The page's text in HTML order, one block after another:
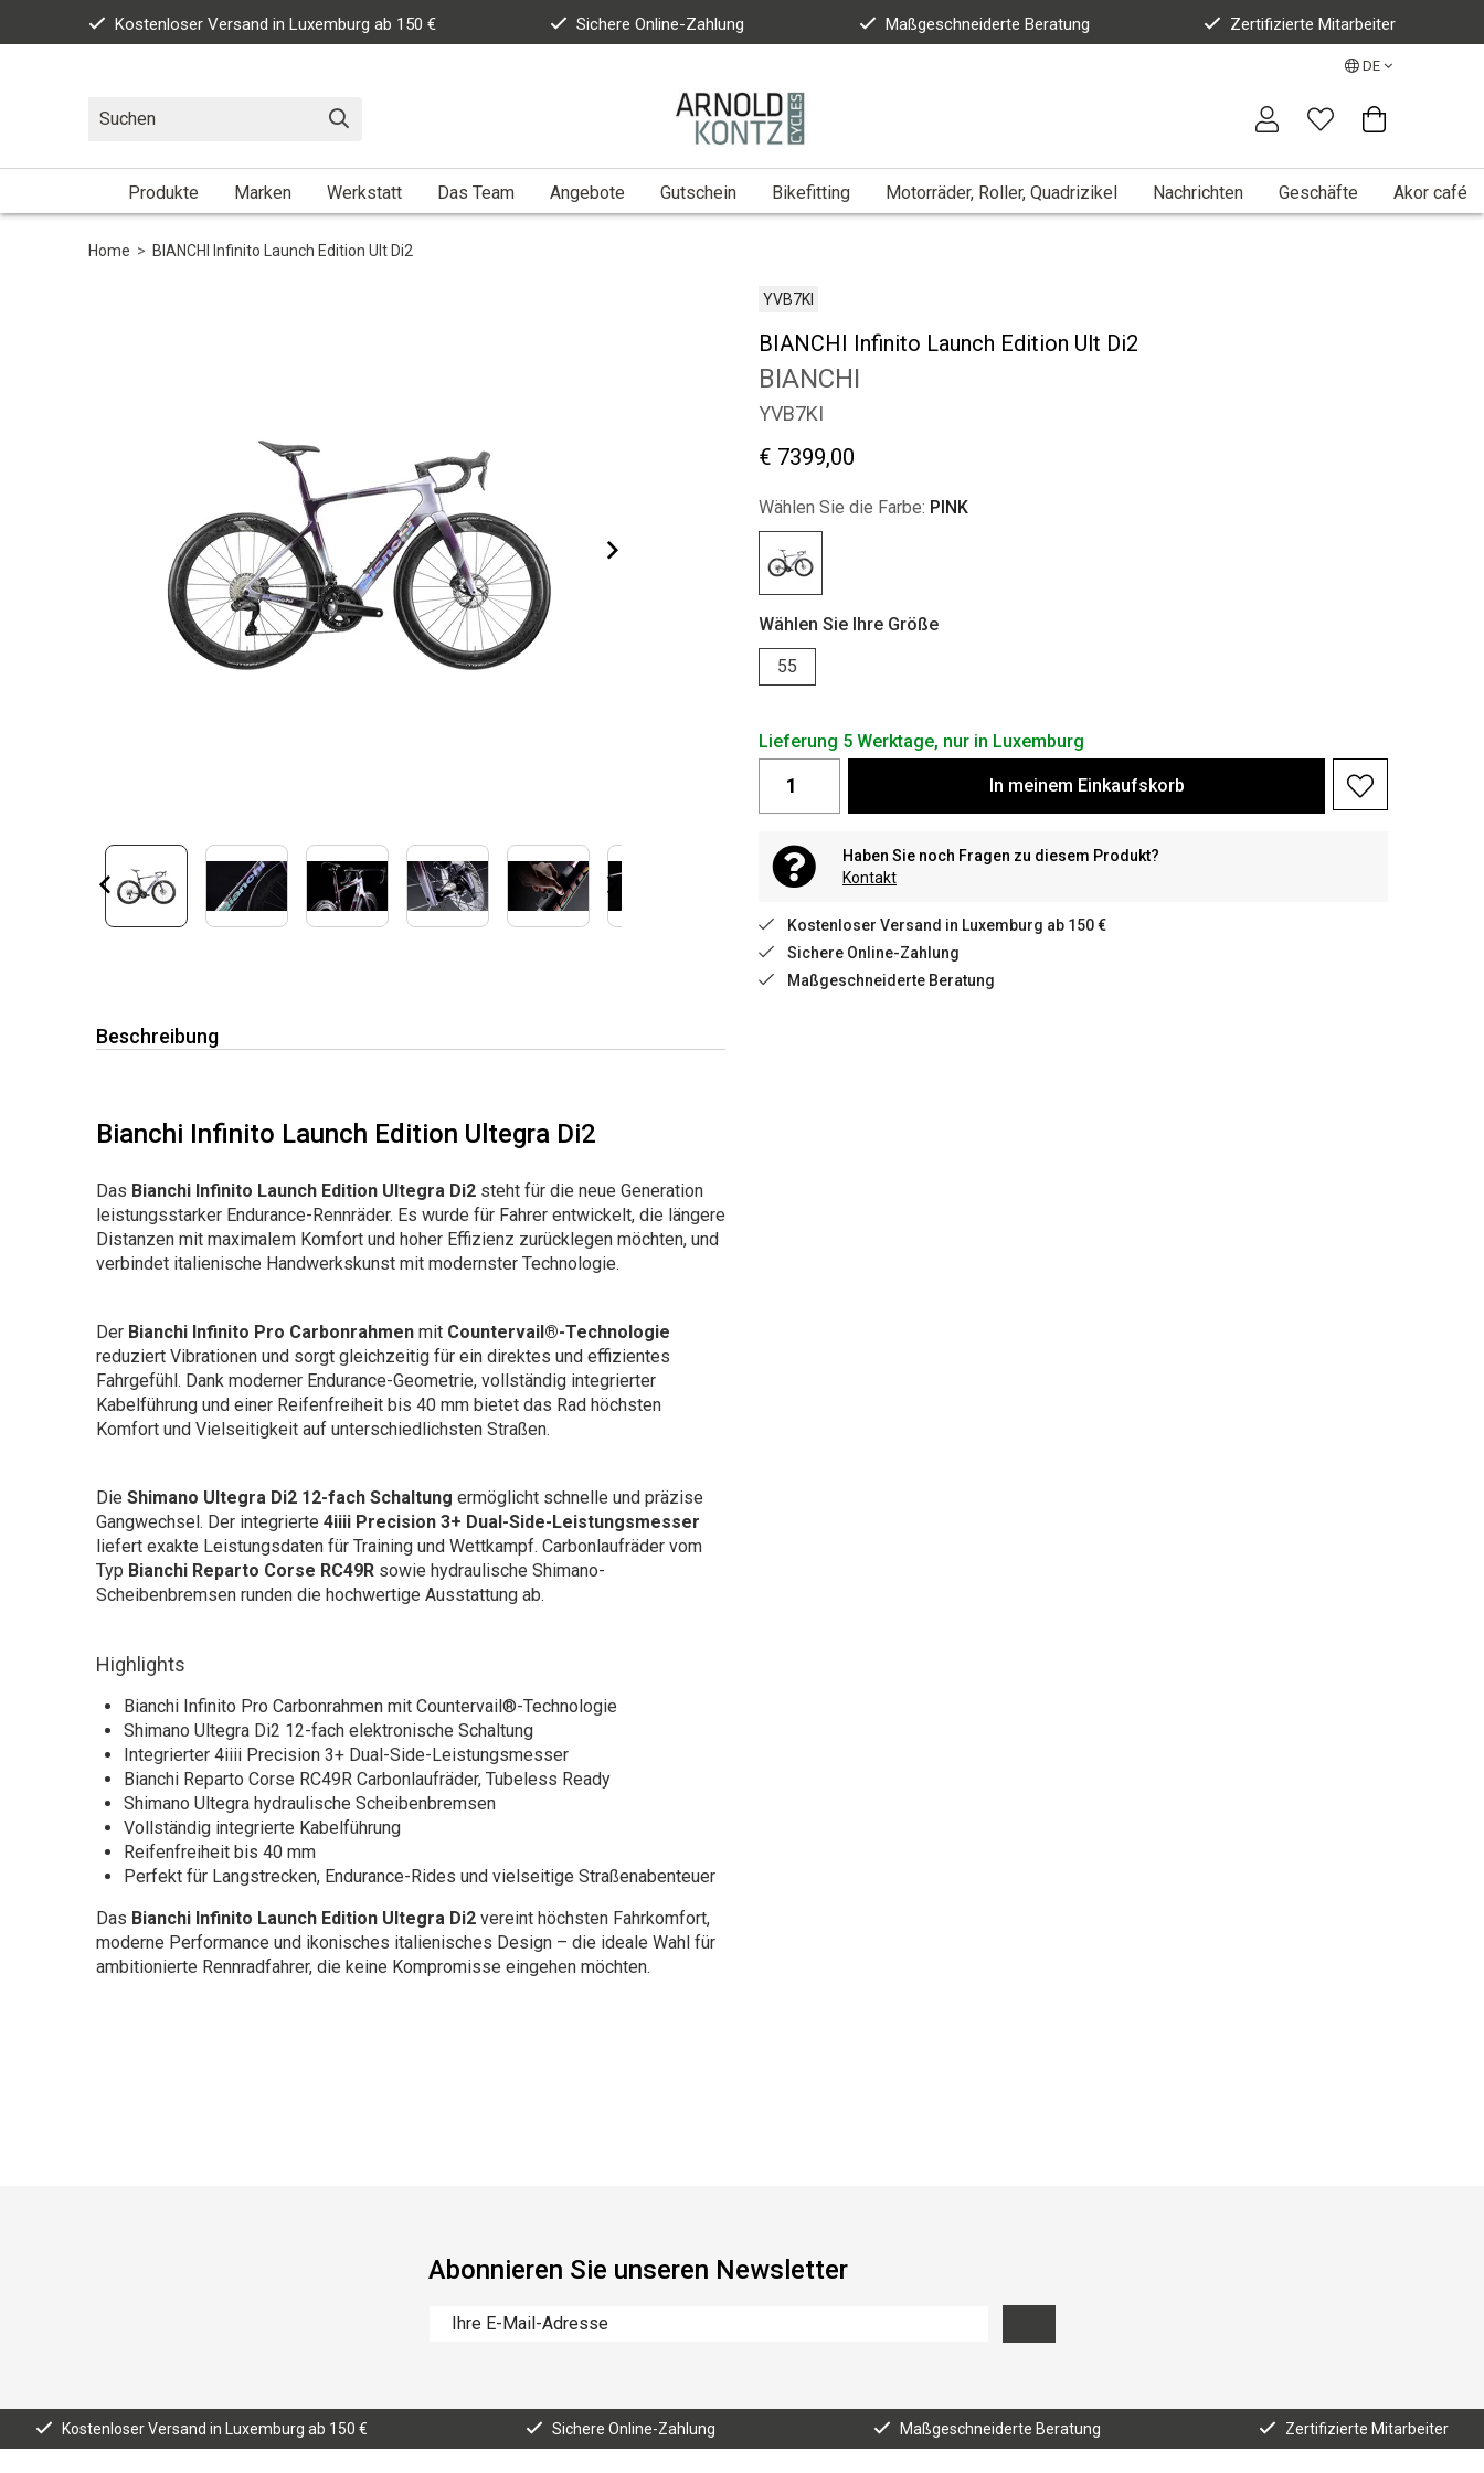
Kostenloser Versand in Luxemburg ab 150 € Sichere Online-Zahlung Maßgeschneiderte Beratung Zertifizierte Mitarbeiter
DE
Produkte Marken Werkstatt Das Team Angebote Gutschein Bikefitting Motorräder, Roller, Quadrizikel Nachrichten Geschäfte Akor café
Home > BIANCHI Infinito Launch Edition Ult Di2
YVB7KI
BIANCHI Infinito Launch Edition Ult Di2
BIANCHI
YVB7KI
€ 7399,00
Wählen Sie die Farbe: PINK
Wählen Sie Ihre Größe
55
Lieferung 5 Werktage, nur in Luxemburg
In meinem Einkaufskorb
Haben Sie noch Fragen zu diesem Produkt?
Kontakt
Kostenloser Versand in Luxemburg ab 150 €
Sichere Online-Zahlung
Maßgeschneiderte Beratung
Beschreibung
Bianchi Infinito Launch Edition Ultegra Di2
Das Bianchi Infinito Launch Edition Ultegra Di2 steht für die neue Generation
leistungsstarker Endurance-Rennräder. Es wurde für Fahrer entwickelt, die längere
Distanzen mit maximalem Komfort und hoher Effizienz zurücklegen möchten, und
verbindet italienische Handwerkskunst mit modernster Technologie.
Der Bianchi Infinito Pro Carbonrahmen mit Countervail®-Technologie
reduziert Vibrationen und sorgt gleichzeitig für ein direktes und effizientes
Fahrgefühl. Dank moderner Endurance-Geometrie, vollständig integrierter
Kabelführung und einer Reifenfreiheit bis 40 mm bietet das Rad höchsten
Komfort und Vielseitigkeit auf unterschiedlichsten Straßen.
Die Shimano Ultegra Di2 12-fach Schaltung ermöglicht schnelle und präzise
Gangwechsel. Der integrierte 4iiii Precision 3+ Dual-Side-Leistungsmesser
liefert exakte Leistungsdaten für Training und Wettkampf. Carbonlaufräder vom
Typ Bianchi Reparto Corse RC49R sowie hydraulische Shimano-
Scheibenbremsen runden die hochwertige Ausstattung ab.
Highlights
Bianchi Infinito Pro Carbonrahmen mit Countervail®-Technologie
Shimano Ultegra Di2 12-fach elektronische Schaltung
Integrierter 4iiii Precision 3+ Dual-Side-Leistungsmesser
Bianchi Reparto Corse RC49R Carbonlaufräder, Tubeless Ready
Shimano Ultegra hydraulische Scheibenbremsen
Vollständig integrierte Kabelführung
Reifenfreiheit bis 40 mm
Perfekt für Langstrecken, Endurance-Rides und vielseitige Straßenabenteuer
Das Bianchi Infinito Launch Edition Ultegra Di2 vereint höchsten Fahrkomfort,
moderne Performance und ikonisches italienisches Design – die ideale Wahl für
ambitionierte Rennradfahrer, die keine Kompromisse eingehen möchten.
Abonnieren Sie unseren Newsletter
Kostenloser Versand in Luxemburg ab 150 € Sichere Online-Zahlung Maßgeschneiderte Beratung Zertifizierte Mitarbeiter